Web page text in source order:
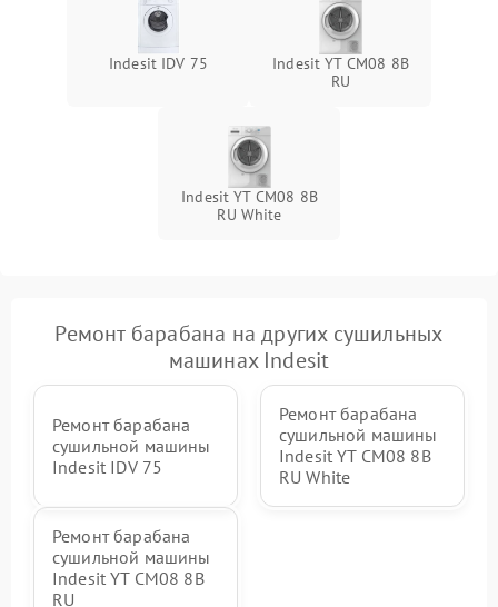
Indesit IDV 75
Indesit YT CM08 8B
RU
Indesit YT CM08 8B
RU White
Ремонт барабана на других сушильных
машинах Indesit
Ремонт барабана
сушильной машины
Indesit IDV 75
Ремонт барабана
сушильной машины
Indesit YT CM08 8B
RU White
Ремонт барабана
сушильной машины
Indesit YT CM08 8B
RU